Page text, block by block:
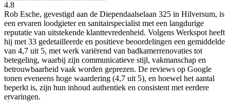
4.8
Rob Esche, gevestigd aan de Diependaalselaan 325 in Hilversum, is
een ervaren loodgieter en sanitairspecialist met een langdurige
reputatie van uitstekende klanttevredenheid. Volgens Werkspot heeft
hij met 33 gedetailleerde en positieve beoordelingen een gemiddelde
van 4,7 uit 5, met werk variërend van badkamerrenovaties tot
betegeling, waarbij zijn communicatieve stijl, vakmanschap en
betrouwbaarheid vaak worden geprezen. De reviews op Google
tonen eveneens hoge waardering (4,7 uit 5), en hoewel het aantal
beperkt is, zijn hun inhoud authentiek en consistent met eerdere
ervaringen.